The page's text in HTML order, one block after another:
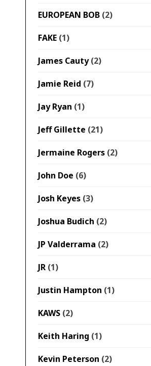
EUROPEAN BOB (2)
FAKE (1)
James Cauty(2)
Jamie Reid (7)
Jay Ryan (1)
Jeff Gillette (21)
Jermaine Rogers (2)
John Doe (6)
Josh Keyes (3)
Joshua Budich (2)
JP Valderrama (2)
JR (1)
Justin Hampton (1)
KAWS (2)
Keith Haring (1)
Kevin Peterson (2)